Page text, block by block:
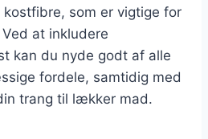
kostfibre, som er vigtige for
at inkludere
kan du nyde godt af alle
fordele, samtidig med
trang til lækker mad.